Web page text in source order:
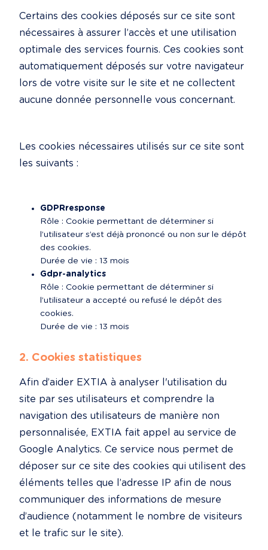
Certains des cookies déposés sur ce site sont
nécessaires à assurer l’accès et une utilisation
optimale des services fournis. Ces cookies sont
automatiquement déposés sur votre navigateur
lors de votre visite sur le site et ne collectent
aucune donnée personnelle vous concernant.
Les cookies nécessaires utilisés sur ce site sont
les suivants :
GDPRresponse
Rôle : Cookie permettant de déterminer si
l’utilisateur s’est déjà prononcé ou non sur le dépôt
des cookies.
Durée de vie : 13 mois
Gdpr-analytics
Rôle : Cookie permettant de déterminer si
l’utilisateur a accepté ou refusé le dépôt des
cookies.
Durée de vie : 13 mois
2. Cookies statistiques
Afin d’aider EXTIA à analyser l'utilisation du
site par ses utilisateurs et comprendre la
navigation des utilisateurs de manière non
personnalisée, EXTIA fait appel au service de
Google Analytics. Ce service nous permet de
déposer sur ce site des cookies qui utilisent des
éléments telles que l’adresse IP afin de nous
communiquer des informations de mesure
d’audience (notamment le nombre de visiteurs
et le trafic sur le site).